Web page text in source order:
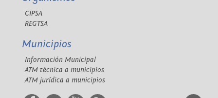
CIPSA
REGTSA
Municipios
Información Municipal
ATM técnica a municipios
ATM jurídica a municipios